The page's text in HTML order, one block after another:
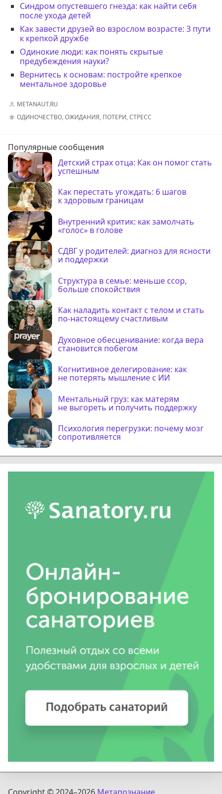
Синдром опустевшего гнезда: как найти себя
после ухода детей
Как завести друзей во взрослом возрасте: 3 пути
к крепкой дружбе
Одинокие люди: как понять скрытые
предубеждения науки?
Вернитесь к основам: постройте крепкое
ментальное здоровье
METANAUT.RU
ОДИНОЧЕСТВО,ОЖИДАНИЯ, ПОТЕРИ,СТРЕСС
Популярные сообщения
Детский страх отца: Как он помог стать
успешным
Как перестать угождать: 6 шагов
к здоровым границам
Внутренний критик: как замолчать
«голос» в голове
СДВГ у родителей: диагноз для ясности
и поддержки
Структура в семье: меньше ссор,
больше спокойствия
Как наладить контакт с телом и стать
по-настоящему счастливым
Духовное обесценивание: когда вера
становится побегом
Когнитивное делегирование: как
не потерять мышление с ИИ
Ментальный груз: как матерям
не выгореть и получить поддержку
Психология перегрузки: почему мозг
сопротивляется